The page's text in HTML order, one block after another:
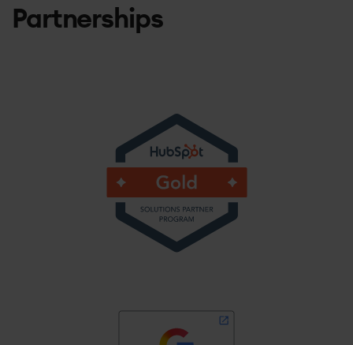
Partnerships